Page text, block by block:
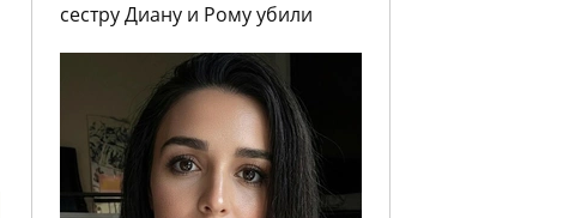
сестру Диану и Рому убили